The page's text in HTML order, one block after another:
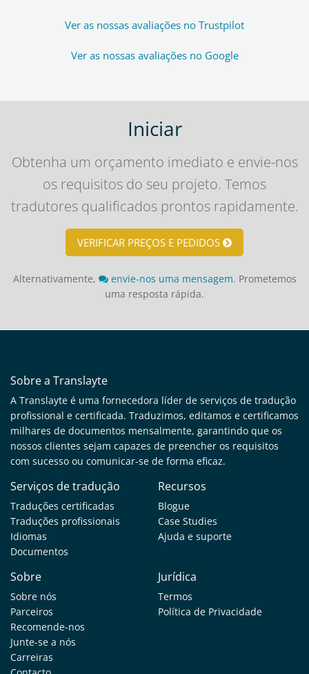
Ver as nossas avaliações no Trustpilot
Ver as nossas avaliações no Google
Iniciar
Obtenha um orçamento imediato e envie-nos
os requisitos do seu projeto. Temos
tradutores qualificados prontos rapidamente.
VERIFICAR PREÇOS E PEDIDOS
Alternativamente, envie-nos uma mensagem. Prometemos
uma resposta rápida.
Sobre a Translayte
A Translayte é uma fornecedora líder de serviços de tradução
profissional e certificada. Traduzimos, editamos e certificamos
milhares de documentos mensalmente, garantindo que os
nossos clientes sejam capazes de preencher os requisitos
com sucesso ou comunicar-se de forma eficaz.
Serviços de tradução
Traduções certificadas
Traduções profissionais
Idiomas
Documentos
Recursos
Blogue
Case Studies
Ajuda e suporte
Sobre
Sobre nós
Parceiros
Recomende-nos
Junte-se a nós
Carreiras
Jurídica
Termos
Política de Privacidade